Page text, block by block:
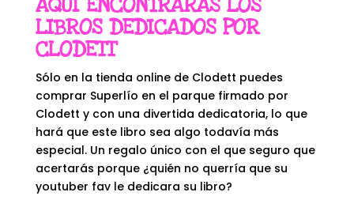
LIBROS DEDICADOS POR
CLODETT
Sólo en la tienda online de Clodett puedes
comprar Superlío en el parque firmado por
Clodett y con una divertida dedicatoria, lo que
hará que este libro sea algo todavía más
especial. Un regalo único con el que seguro que
acertarás porque ¿quién no querría que su
youtuber fav le dedicara su libro?